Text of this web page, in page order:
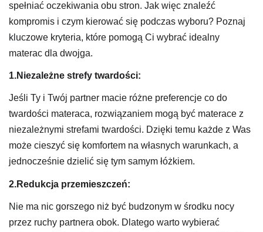
spełniać oczekiwania obu stron. Jak więc znaleźć
kompromis i czym kierować się podczas wyboru? Poznaj
kluczowe kryteria, które pomogą Ci wybrać idealny
materac dla dwojga.
1.Niezależne strefy twardości:
Jeśli Ty i Twój partner macie różne preferencje co do
twardości materaca, rozwiązaniem mogą być materace z
niezależnymi strefami twardości. Dzięki temu każde z Was
może cieszyć się komfortem na własnych warunkach, a
jednocześnie dzielić się tym samym łóżkiem.
2.Redukcja przemieszczeń:
Nie ma nic gorszego niż być budzonym w środku nocy
przez ruchy partnera obok. Dlatego warto wybierać